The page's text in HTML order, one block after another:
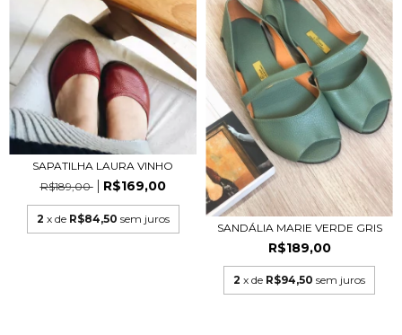
SAPATILHA LAURA VINHO
R$189,00
R$169,00
2 x de R$84,50 sem juros
SANDÁLIA MARIE VERDE GRIS
R$189,00
2 x de R$94,50 sem juros